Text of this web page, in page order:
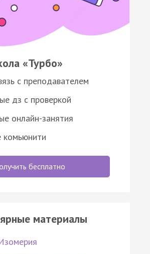
«Турбо»
с преподавателем
дз с проверкой
онлайн-занятия
бесплатно
материалы